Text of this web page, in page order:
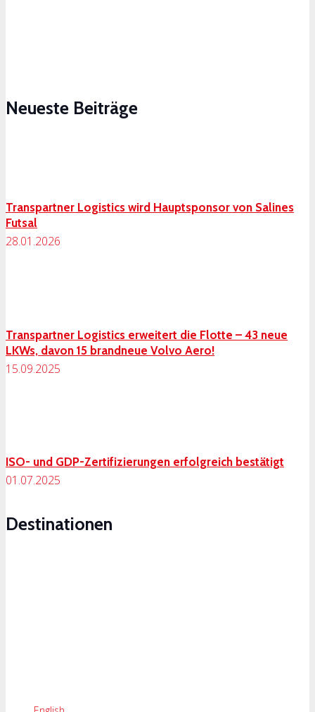
Neueste Beiträge
Transpartner Logistics wird Hauptsponsor von Salines
Futsal
28.01.2026
Transpartner Logistics erweitert die Flotte – 43 neue
LKWs, davon 15 brandneue Volvo Aero!
15.09.2025
ISO- und GDP-Zertifizierungen erfolgreich bestätigt
01.07.2025
Destinationen